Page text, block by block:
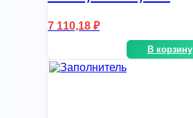
7 110,18 ₽
В корзину